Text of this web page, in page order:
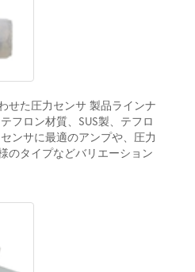
せた圧力センサ 製品ラインナ
フロン材質、SUS製、テフロ
ンサに最適のアンプや、圧力
のタイプなどバリエーション